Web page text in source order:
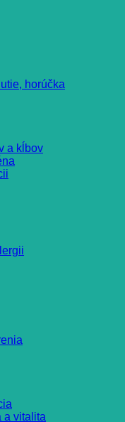
horúčka
a kĺbov
a vitalita